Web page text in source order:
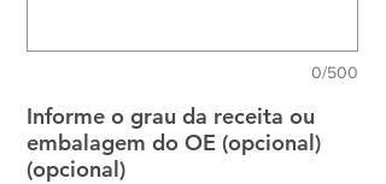
0/500
Informe o grau da receita ou
embalagem do OE (opcional)
(opcional)